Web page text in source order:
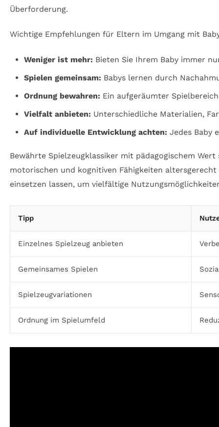
Überforderung.
Wichtige Empfehlungen für Eltern im Umgang mit
Weniger ist mehr: Bieten Sie Ihrem Baby immer
Spielen gemeinsam: Babys lernen durch
Ordnung bewahren: Ein aufgeräumter
Vielfalt anbieten: Unterschiedliche Materialien,
Auf individuelle Entwicklung achten: Jedes Baby
Bewährte Spielzeugklassiker mit pädagogischem
motorischen und kognitiven Fähigkeiten
einsetzen lassen, um vielfältige
Tipp
Einzelnes Spielzeug anbieten
Gemeinsames Spielen
Spielzeugvariationen
Ordnung im Spielumfeld